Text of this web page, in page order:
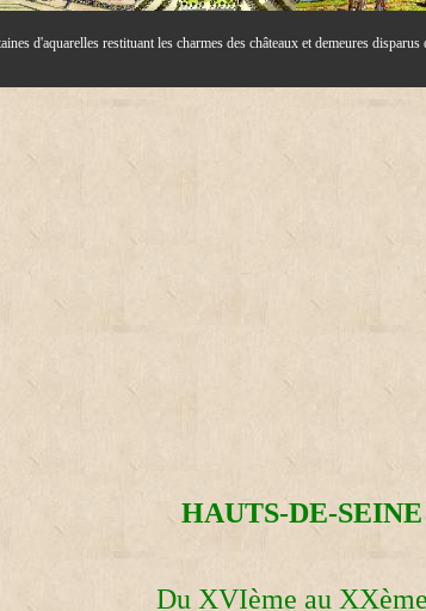
d'aquarelles restituant les charmes des châteaux et demeures
HAUTS-DE-SEINE
Du XVIème au